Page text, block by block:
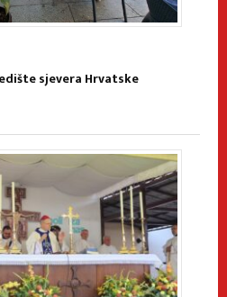
sjevera Hrvatske